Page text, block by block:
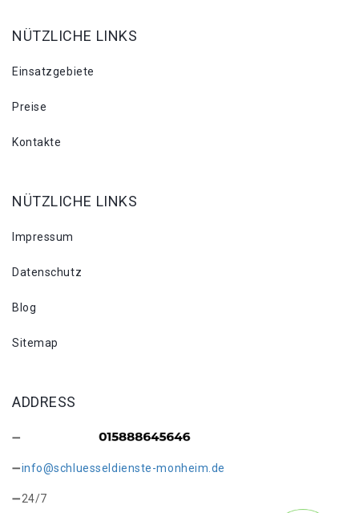
NÜTZLICHE LINKS
Einsatzgebiete
Preise
Kontakte
NÜTZLICHE LINKS
Impressum
Datenschutz
Blog
Sitemap
ADDRESS
info@schluesseldienste-monheim.de
24/7